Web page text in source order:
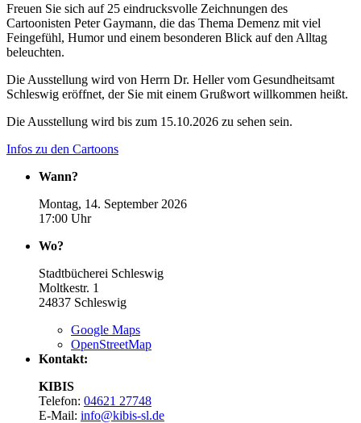
Freuen Sie sich auf 25 eindrucksvolle Zeichnungen des
Cartoonisten Peter Gaymann, die das Thema Demenz mit viel
Feingefühl, Humor und einem besonderen Blick auf den Alltag
beleuchten.
Die Ausstellung wird von Herrn Dr. Heller vom Gesundheitsamt
Schleswig eröffnet, der Sie mit einem Grußwort willkommen heißt.
Die Ausstellung wird bis zum 15.10.2026 zu sehen sein.
Infos zu den Cartoons
Wann?
Montag, 14. September 2026
17:00 Uhr
Wo?
Stadtbücherei Schleswig
Moltkestr. 1
24837 Schleswig
Google Maps
OpenStreetMap
Kontakt:
KIBIS
Telefon: 04621 27748
E-Mail: info@kibis-sl.de